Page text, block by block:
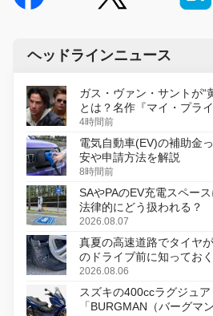
ヘッドラインニュース
ガス・ヴァン・サントが“
とは？名作『マイ・プラ
初のデジタルリマスター版
4時間前
電気自動車(EV)の補助金
安や申請方法を解説
8時間前
SAやPAのEV充電スペー
法律的にどう扱われる？
2026.08.07
真夏の高速道路でタイヤ
のドライブ前に知ってお
2026.08.06
スズキの400ccラグジュ
「BURGMAN（バーグマ